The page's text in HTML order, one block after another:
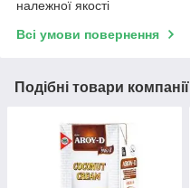
належної якості
Всі умови повернення
Подібні товари компанії